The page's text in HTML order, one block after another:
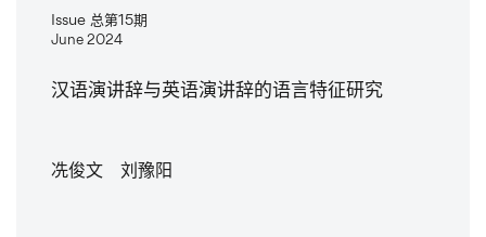
Issue 总第15期
June 2024
汉语演讲辞与英语演讲辞的语言特征研究
冼俊文 刘豫阳